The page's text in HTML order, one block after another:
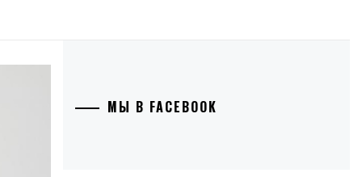
МЫ В FACEBOOK